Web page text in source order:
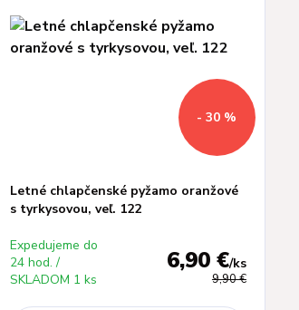
- 30 %
Letné chlapčenské pyžamo oranžové
s tyrkysovou, veľ. 122
9,90 €
6,90 €/ks
Expedujeme do
24 hod. /
SKLADOM 1 ks